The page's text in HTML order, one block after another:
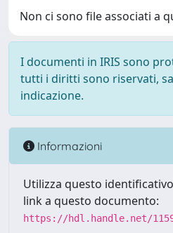
Non ci sono file associati a
I documenti in IRIS sono
tutti i diritti sono riservati,
indicazione.
Informazioni
Utilizza questo
link a questo documento:
https://hdl.handle.net/